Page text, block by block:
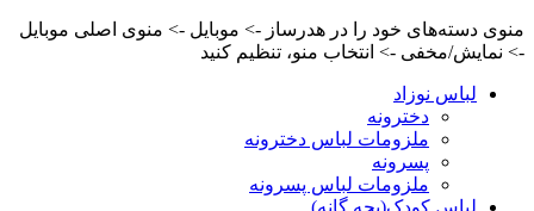
منوی دسته‌های خود را در هدرساز -> موبایل -> منوی اصلی موبایل
-> نمایش/مخفی -> انتخاب منو، تنظیم کنید
لباس نوزاد
دخترونه
ملزومات لباس دخترونه
پسرونه
ملزومات لباس پسرونه